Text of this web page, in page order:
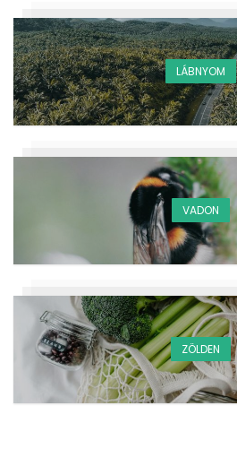
LÁBNYOM
VADON
ZÖLDEN